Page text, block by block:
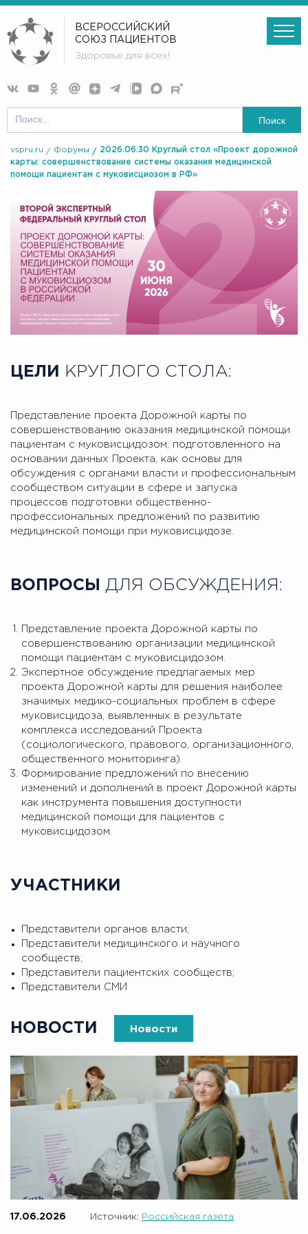
ВСЕРОССИЙСКИЙ
СОЮЗ ПАЦИЕНТОВ
Здоровье для всех!
Поиск
vspru.ru Форумы
2026.06.30 Круглый стол «Проект дорожной
карты: совершенствование системы оказания медицинской
помощи пациентам с муковисциозом в РФ»
ЦЕЛИ КРУГЛОГО СТОЛА:
Представление проекта Дорожной карты по
совершенствованию оказания медицинской помощи
пациентам с муковисцидозом, подготовленного на
основании данных Проекта, как основы для
обсуждения с органами власти и профессиональным
сообществом ситуации в сфере и запуска
процессов подготовки общественно-
профессиональных предложений по развитию
медицинской помощи при муковисцидозе.
ВОПРОСЫ ДЛЯ ОБСУЖДЕНИЯ:
Представление проекта Дорожной карты по
совершенствованию организации медицинской
помощи пациентам с муковисцидозом.
Экспертное обсуждение предлагаемых мер
проекта Дорожной карты для решения наиболее
значимых медико-социальных проблем в сфере
муковисцидоза, выявленных в результате
комплекса исследований Проекта
(социологического, правового, организационного,
общественного мониторинга).
Формирование предложений по внесению
изменений и дополнений в проект Дорожной карты
как инструмента повышения доступности
медицинской помощи для пациентов с
муковисцидозом.
УЧАСТНИКИ
Представители органов власти;
Представители медицинского и научного
сообществ;
Представители пациентских сообществ;
Представители СМИ
НОВОСТИ Новости
17.06.2026 Источник: Российская газета